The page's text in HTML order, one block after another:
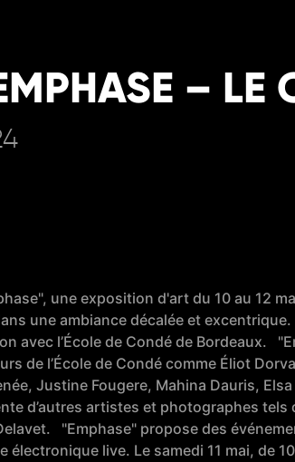
– LE
une exposition d'art du 10 au 12
une ambiance décalée et
avec l’École de Condé de Bordeaux.
de l’École de Condé comme Éliot
Justine Fougere, Mahina Dauris,
d’autres artistes et photographes tels
"Emphase" propose des
live. Le samedi 11 mai, de